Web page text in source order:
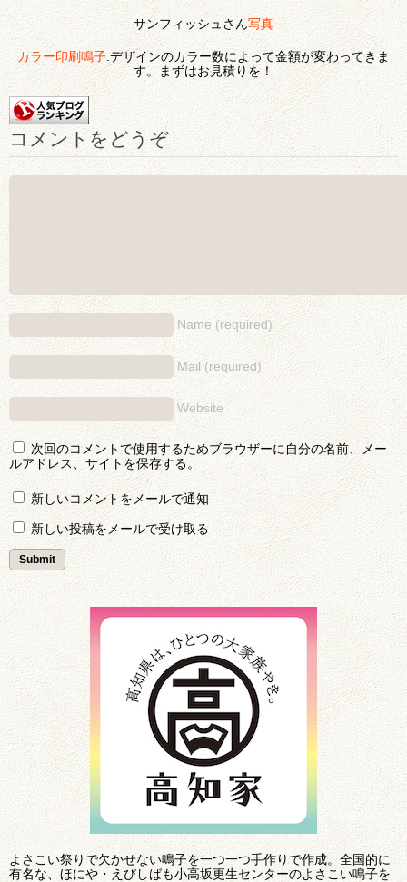
サンフィッシュさん写真
カラー印刷鳴子:デザインのカラー数によって金額が変わってきま
す。まずはお見積りを！
コメントをどうぞ
Name (required)
Mail (required)
Website
次回のコメントで使用するためブラウザーに自分の名前、メー
ルアドレス、サイトを保存する。
新しいコメントをメールで通知
新しい投稿をメールで受け取る
よさこい祭りで欠かせない鳴子を一つ一つ手作りで作成。全国的に
有名な、ほにや・えびしばも小高坂更生センターのよさこい鳴子を